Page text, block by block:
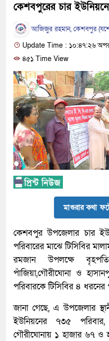
কেশবপুরের চার
আজিজুর রহমান, কেশবপুর
Update Time : ১০:৪৭:২৬
৪৫১ Time View
মাগুরার কথা
কেশবপুর উপজেলার চার
পরিবারের মাঝে টিসিবির
রমজান উপলক্ষে
পাঁজিয়া,গৌরীঘোনা ও
পরিবারকে টিসিবির ৪
জানা গেছে, এ উপজেলার
ইউনিয়নের ৭৩৫
গৌরীঘোনায় ১ হাজার ৬৭ ও